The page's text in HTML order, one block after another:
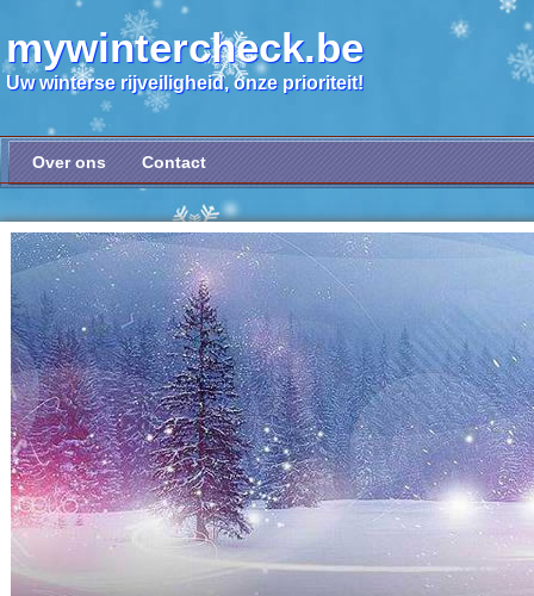
mywintercheck.be
Uw winterse rijveiligheid, onze prioriteit!
Over ons Contact